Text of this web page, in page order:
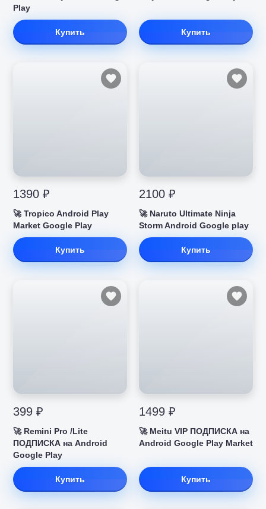
Play
Купить Купить
1390 ₽
🚀 Tropico Android Play
Market Google Play
Купить
2100 ₽
🚀 Naruto Ultimate Ninja
Storm Android Google play
Купить
399 ₽
🚀 Remini Pro /Lite
ПОДПИСКА на Android
Google Play
Купить
1499 ₽
🚀 Meitu VIP ПОДПИСКА на
Android Google Play Market
Купить